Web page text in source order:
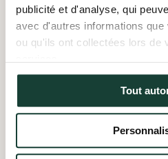
publicité et d'analyse, qui
avec d'autres informations
ou qu'ils ont collectées lors de
Tout
Événementiel
Troc de jouets à
À partir du 18 avril 2026
Montréal, Montréal